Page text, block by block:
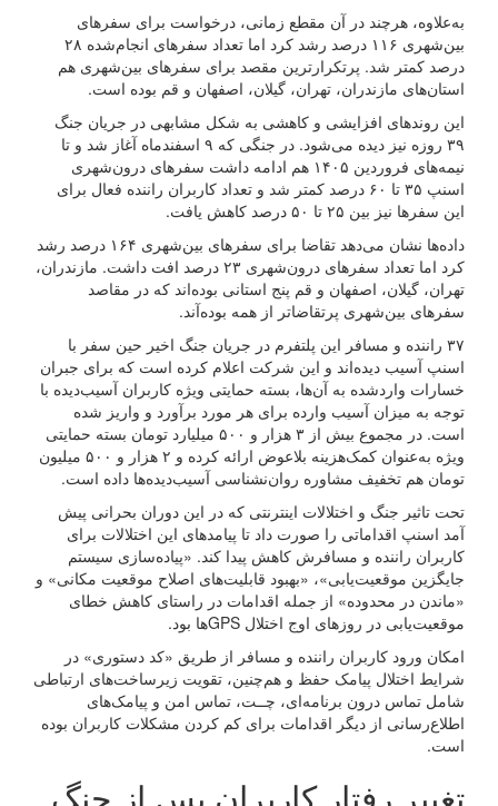
به‌علاوه، هرچند در آن مقطع زمانی، درخواست برای سفرهای
بین‌شهری ۱۱۶ درصد رشد کرد اما تعداد سفرهای انجام‌شده ۲۸
درصد کمتر شد. پرتکرارترین مقصد برای سفرهای بین‌شهری هم
استان‌های مازندران، تهران، گیلان، اصفهان و قم بوده است.
این روندهای افزایشی و کاهشی به شکل مشابهی در جریان جنگ
۳۹ روزه نیز دیده می‌شود. در جنگی که ۹ اسفندماه آغاز شد و تا
نیمه‌های فروردین ۱۴۰۵ هم ادامه داشت سفرهای درون‌شهری
اسنپ ۳۵ تا ۶۰ درصد کمتر شد و تعداد کاربران راننده فعال برای
این سفرها نیز بین ۲۵ تا ۵۰ درصد کاهش یافت.
داده‌ها نشان می‌دهد تقاضا برای سفرهای بین‌شهری ۱۶۴ درصد رشد
کرد اما تعداد سفرهای درون‌شهری ۲۳ درصد افت داشت. مازندران،
تهران، گیلان، اصفهان و قم پنج استانی بوده‌اند که در مقاصد
سفرهای بین‌شهری پرتقاضاتر از همه بوده‌آند.
۳۷ راننده و مسافر این پلتفرم در جریان جنگ اخیر حین سفر با
اسنپ آسیب دیده‌اند و این شرکت اعلام کرده است که برای جبران
خسارات واردشده به آن‌ها، بسته حمایتی ویژه کاربران آسیب‌دیده با
توجه به میزان آسیب وارده برای هر مورد برآورد و واریز شده
است. در مجموع بیش از ۳ هزار و ۵۰۰ میلیارد تومان بسته حمایتی
ویژه به‌عنوان کمک‌هزینه بلاعوض ارائه کرده و ۲ هزار و ۵۰۰ میلیون
تومان هم تخفیف مشاوره روان‌نشناسی آسیب‌دیده‌ها داده است.
تحت تاثیر جنگ و اختلالات اینترنتی که در این دوران بحرانی پیش
آمد اسنپ اقداماتی را صورت داد تا پیامدهای این اختلالات برای
کاربران راننده و مسافرش کاهش پیدا کند. «پیاده‌سازی سیستم
جایگزین موقعیت‌یابی»، «بهبود قابلیت‌های اصلاح موقعیت مکانی» و
«ماندن در محدوده» از جمله اقدامات در راستای کاهش خطای
موقعیت‌یابی در روزهای اوج اختلال GPSها بود.
امکان ورود کاربران راننده و مسافر از طریق «کد دستوری» در
شرایط اختلال پیامک حفظ و هم‌چنین، تقویت زیرساخت‌های ارتباطی
شامل تماس درون برنامه‌ای، چــت، تماس امن و پیامک‌های
اطلاع‌رسانی از دیگر اقدامات برای کم کردن مشکلات کاربران بوده
است.